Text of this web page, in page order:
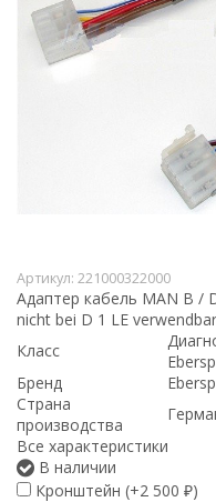
Артикул: 221000322000
Адаптер кабель MAN B /
nicht bei D 1 LE verwendbar
Класс
Бренд
Страна
производства
Все характеристики
В наличии
Кронштейн (+2 500 ₽)